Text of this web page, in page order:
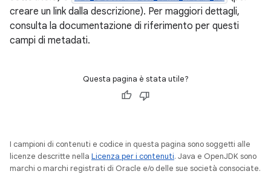
creare un link dalla descrizione). Per maggiori dettagli,
consulta la documentazione di riferimento per questi
campi di metadati.
Questa pagina è stata utile?
I campioni di contenuti e codice in questa pagina sono soggetti alle
licenze descritte nella Licenza per i contenuti. Java e OpenJDK sono
marchi o marchi registrati di Oracle e/o delle sue società consociate.